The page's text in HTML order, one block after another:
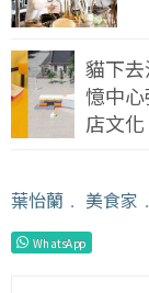
貓下
憶中
店文化
葉怡蘭 ﹒ 美食家 ﹒
WhatsApp